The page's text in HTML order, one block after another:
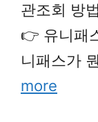
관조회 방
👉 유니패
니패스가
more